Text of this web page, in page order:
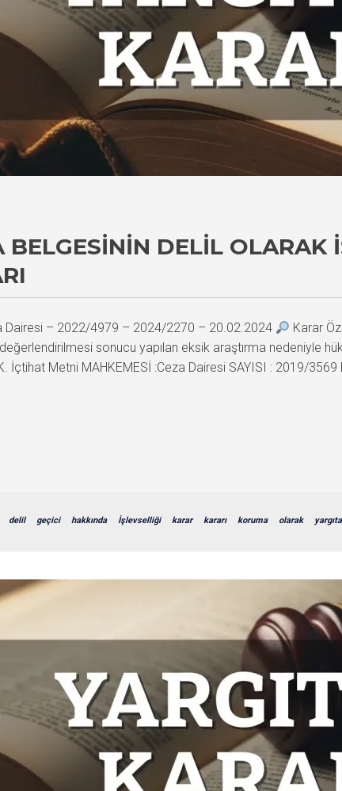
BELGESININ DELIL OLARAK
Dairesi – 2022/4979 – 2024/2270 – 20.02.2024
Karar
sonucu yapılan eksik araştırma nedeniyle
Metni MAHKEMESİ :Ceza Dairesi SAYISI : 2019/3569
delil geçici hakkında İşlevselliği karar kararı koruma olarak